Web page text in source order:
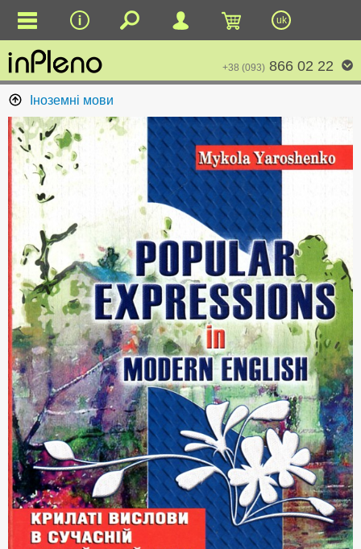
uk
+38 (093) 866 02 22
Іноземні мови